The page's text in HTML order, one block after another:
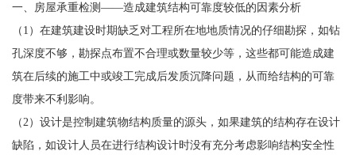
一、房屋承重检测——造成建筑结构可靠度较低的因素分析
（1）在建筑建设时期缺乏对工程所在地地质情况的仔细勘探，如钻
孔深度不够，勘探点布置不合理或数量较少等，这些都可能造成建
筑在后续的施工中或竣工完成后发质沉降问题，从而给结构的可靠
度带来不利影响。
（2）设计是控制建筑物结构质量的源头，如果建筑的结构存在设计
缺陷，如设计人员在进行结构设计时没有充分考虑影响结构安全性